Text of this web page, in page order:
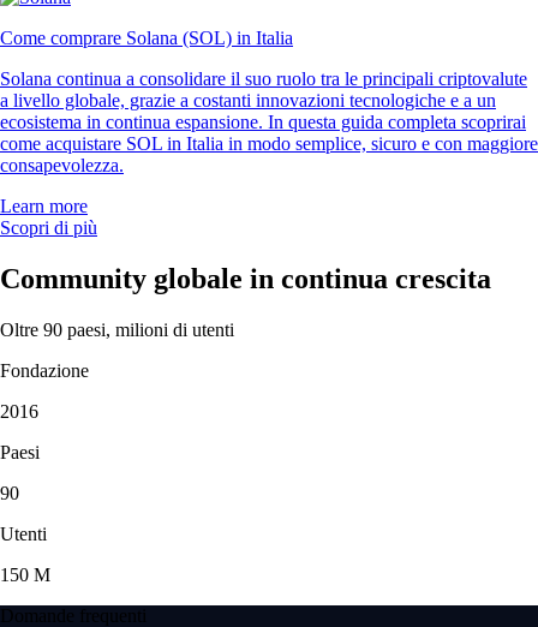
Come comprare Solana (SOL) in Italia
Solana continua a consolidare il suo ruolo tra le principali criptovalute
a livello globale, grazie a costanti innovazioni tecnologiche e a un
ecosistema in continua espansione. In questa guida completa scoprirai
come acquistare SOL in Italia in modo semplice, sicuro e con maggiore
consapevolezza.
Learn more
Scopri di più
Community globale in continua crescita
Oltre 90 paesi, milioni di utenti
Fondazione
2016
Paesi
90
Utenti
150 M
Domande frequenti